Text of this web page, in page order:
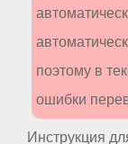
поэтому в
ошибки
Инструкция